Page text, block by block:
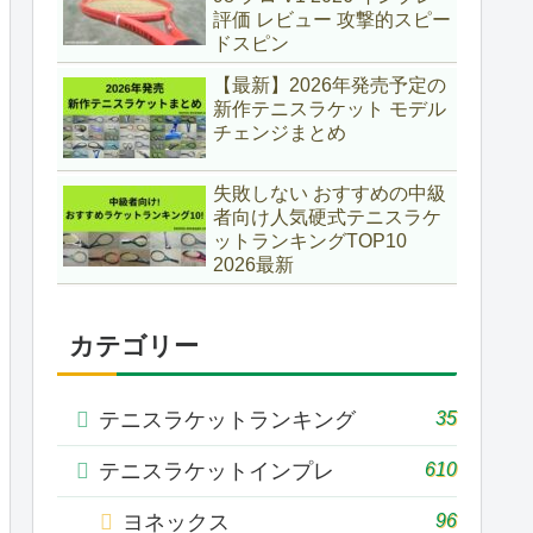
評価 レビュー 攻撃的スピー
ドスピン
【最新】2026年発売予定の
新作テニスラケット モデル
チェンジまとめ
失敗しない おすすめの中級
者向け人気硬式テニスラケ
ットランキングTOP10
2026最新
カテゴリー
テニスラケットランキング 35
テニスラケットインプレ 610
ヨネックス 96